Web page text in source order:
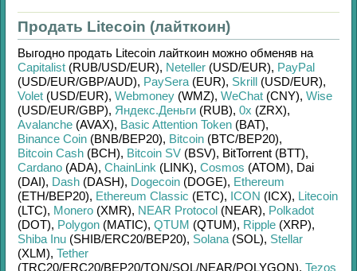
Продать Litecoin (лайткоин)
Выгодно продать Litecoin лайткоин можно обменяв на
Capitalist (RUB/USD/EUR), Neteller (USD/EUR), PayPal
(USD/EUR/GBP/AUD), PaySera (EUR), Skrill (USD/EUR),
Volet (USD/EUR), Webmoney (WMZ), WeChat (CNY), Wise
(USD/EUR/GBP), Яндекс.Деньги (RUB), 0x (ZRX),
Avalanche (AVAX), Basic Attention Token (BAT),
Binance Coin (BNB/BEP20), Bitcoin (BTC/BEP20),
Bitcoin Cash (BCH), Bitcoin SV (BSV), BitTorrent (BTT),
Cardano (ADA), ChainLink (LINK), Cosmos (ATOM), Dai
(DAI), Dash (DASH), Dogecoin (DOGE), Ethereum
(ETH/BEP20), Ethereum Classic (ETC), ICON (ICX), Litecoin
(LTC), Monero (XMR), NEAR Protocol (NEAR), Polkadot
(DOT), Polygon (MATIC), QTUM (QTUM), Ripple (XRP),
Shiba Inu (SHIB/ERC20/BEP20), Solana (SOL), Stellar
(XLM), Tether
(TRC20/ERC20/BEP20/TON/SOL/NEAR/POLYGON), Tezos